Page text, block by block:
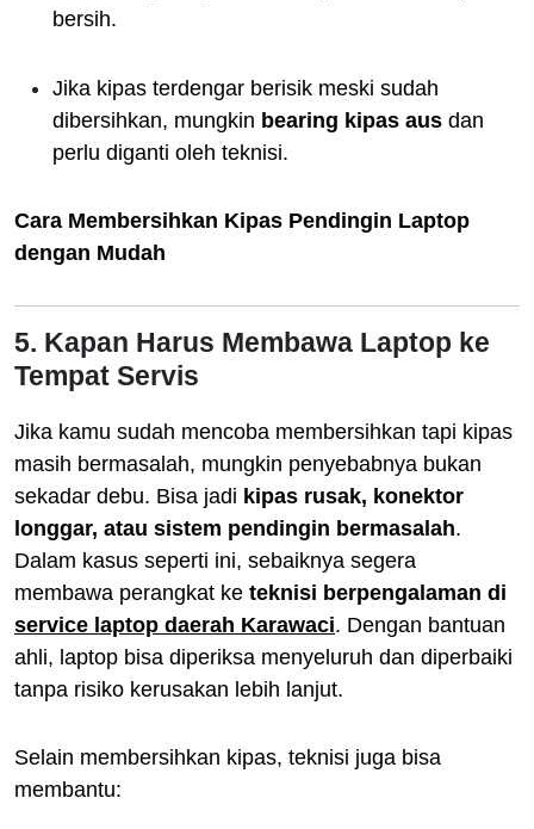
bersih.
Jika kipas terdengar berisik meski sudah
dibersihkan, mungkin bearing kipas aus dan
perlu diganti oleh teknisi.
Cara Membersihkan Kipas Pendingin Laptop
dengan Mudah
5. Kapan Harus Membawa Laptop ke
Tempat Servis
Jika kamu sudah mencoba membersihkan tapi kipas
masih bermasalah, mungkin penyebabnya bukan
sekadar debu. Bisa jadi kipas rusak, konektor
longgar, atau sistem pendingin bermasalah.
Dalam kasus seperti ini, sebaiknya segera
membawa perangkat ke teknisi berpengalaman di
service laptop daerah Karawaci. Dengan bantuan
ahli, laptop bisa diperiksa menyeluruh dan diperbaiki
tanpa risiko kerusakan lebih lanjut.
Selain membersihkan kipas, teknisi juga bisa
membantu: